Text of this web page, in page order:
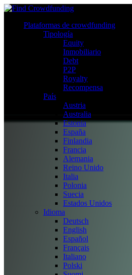
Plataformas de crowdfunding
Tipología
Equity
Inmobiliario
Debt
P2P
Royalty
Recompensa
País
Austria
Australia
Estonia
España
Finlandia
Francia
Alemania
Reino Unido
Italia
Polonia
Suecia
Estados Unidos
Idioma
Deutsch
English
Español
Français
Italiano
Polski